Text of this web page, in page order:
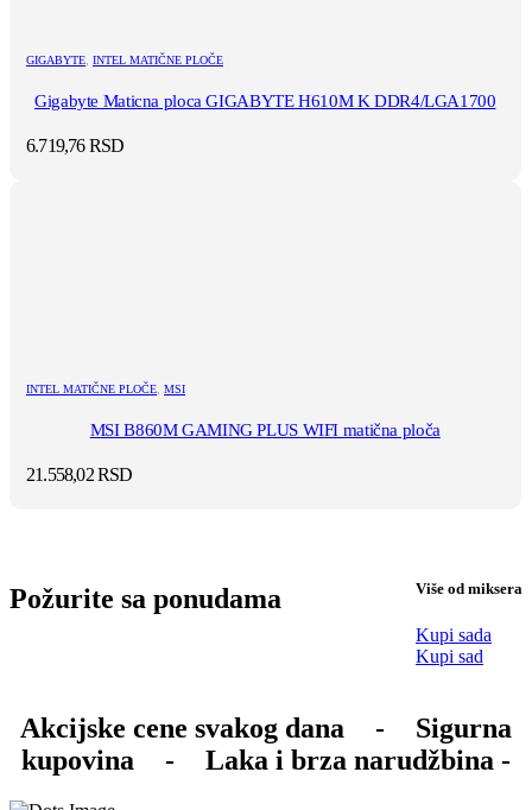
GIGABYTE, INTEL MATIČNE PLOČE
Gigabyte Maticna ploca GIGABYTE H610M K DDR4/LGA1700
6.719,76RSD
INTEL MATIČNE PLOČE, MSI
MSI B860M GAMING PLUS WIFI matična ploča
21.558,02RSD
Požurite sa ponudama Više od miksera
Kupi sada
Kupi sad
Akcijske cene svakog dana -
Sigurna
kupovina
- Laka i brza narudžbina -